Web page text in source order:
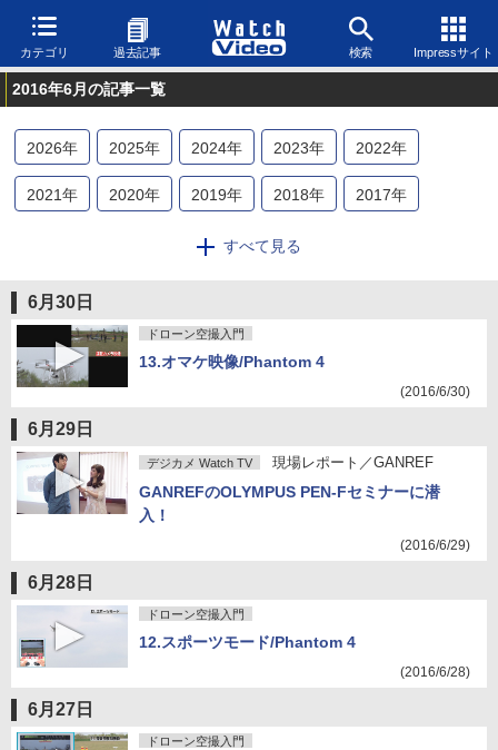
カテゴリ 過去記事 検索 Impressサイト
2016年6月の記事一覧
2026年 2025年 2024年 2023年 2022年
2021年 2020年 2019年 2018年 2017年
2014年 2013
すべて見る
6月30日
ドローン空撮入門
13.オマケ映像/Phantom 4
(2016/6/30)
6月29日
デジカメ Watch TV 現場レポート／GANREF
GANREFのOLYMPUS PEN-Fセミナーに潜
入！
(2016/6/29)
6月28日
ドローン空撮入門
12.スポーツモード/Phantom 4
(2016/6/28)
6月27日
ドローン空撮入門